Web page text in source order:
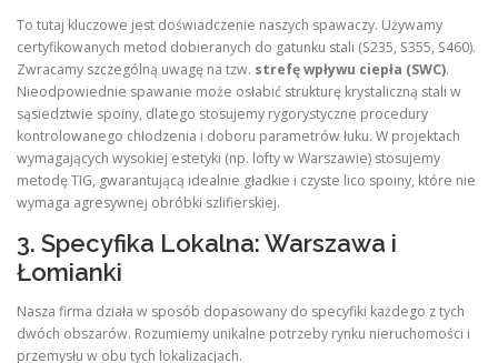
To tutaj kluczowe jest doświadczenie naszych spawaczy. Używamy
certyfikowanych metod dobieranych do gatunku stali (S235, S355, S460).
Zwracamy szczególną uwagę na tzw. strefę wpływu ciepła (SWC).
Nieodpowiednie spawanie może osłabić strukturę krystaliczną stali w
sąsiedztwie spoiny, dlatego stosujemy rygorystyczne procedury
kontrolowanego chłodzenia i doboru parametrów łuku. W projektach
wymagających wysokiej estetyki (np. lofty w Warszawie) stosujemy
metodę TIG, gwarantującą idealnie gładkie i czyste lico spoiny, które nie
wymaga agresywnej obróbki szlifierskiej.
3. Specyfika Lokalna: Warszawa i
Łomianki
Nasza firma działa w sposób dopasowany do specyfiki każdego z tych
dwóch obszarów. Rozumiemy unikalne potrzeby rynku nieruchomości i
przemysłu w obu tych lokalizacjach.